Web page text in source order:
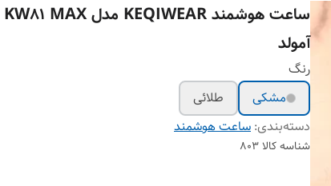
آمولد
رنگ
مشکی
طلائی
دسته‌بندی: ساعت هوشمند
شناسه کالا803